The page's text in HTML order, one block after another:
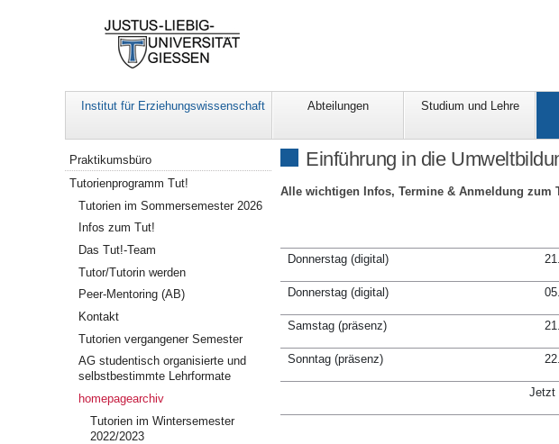
Institut für Erziehungswissenschaft Abteilungen Studium und Lehre
Einführung in die
Alle wichtigen Infos, Termine & Anmeldung
Donnerstag (digital)
Donnerstag (digital)
Samstag (präsenz)
Sonntag (präsenz)
Jetzt
Navigation
Praktikumsbüro
Tutorienprogramm Tut!
Tutorien im Sommersemester 2026
Infos zum Tut!
Das Tut!-Team
Tutor/Tutorin werden
Peer-Mentoring (AB)
Kontakt
Tutorien vergangener Semester
AG studentisch organisierte und
selbstbestimmte Lehrformate
homepagearchiv
Tutorien im Wintersemester
2022/2023